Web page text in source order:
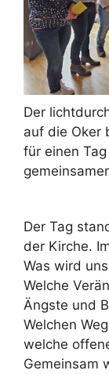
Der
auf die Oker
für einen
Der Tag
der Kirche.
Was wird
Welche
Ängste und
Welchen
welche
Gemeinsam